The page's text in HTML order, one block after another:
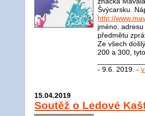
Švýcarsku.
http://
jméno,
předmětu
Ze všech
200 a 300,
- 9.6. 2019. -
15.04.2019
Soutěž o Ledové